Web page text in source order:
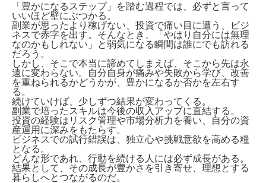
「豊かになるステップ」を踏む過程では、必ずと言って
いいほど壁にぶつかる。
副業が思ったより稼げない、投資で痛い目に遭う、ビジ
ネスで赤字を出す。そんなとき、「やはり自分には無理
なのかもしれない」と弱気になる瞬間は誰にでも訪れる
だろう。
しかし、そこで本当に諦めてしまえば、そこから先は永
遠に変わらない。自分自身が痛みや失敗から学び、改善
を重ねられるかどうかが、豊かになるか否かを左右す
る。
続けていけば、少しずつ結果が変わってくる。
副業で培ったスキルは今後の収入アップに直結する。
投資の経験はリスク管理や市場分析力を養い、自分の資
産運用に深みをもたらす。
ビジネスでの試行錯誤は、独立心や挑戦意欲を高める糧
となる。
どんな形であれ、行動を続ける人には必ず成長がある。
結果として、その成長が豊かさを引き寄せ、理想とする
暮らしへとつながるのだ。